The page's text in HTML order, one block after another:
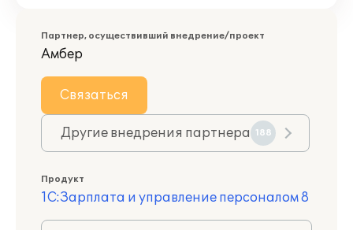
Партнер, осуществивший внедрение/проект
Амбер
Связаться
Другие внедрения партнера 188
Продукт
1С:Зарплата и управление персоналом 8